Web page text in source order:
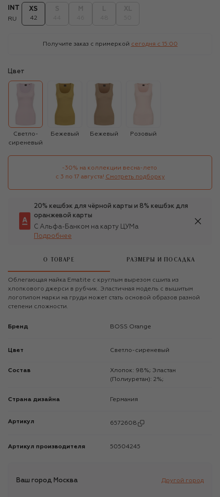
INT
RU
XS
42
Получите заказ с примеркой сегодня c 15:00
Цвет
Светло-
сиреневый
Бежевый Бежевый Розовый
-30% на коллекции весна-лето
с 3 по 17 августа! Смотреть подборку
20% кешбэк для чёрной карты и 8% кешбэк для
оранжевой карты
С Альфа-Банком на карту ЦУМа
Подробнее
О ТОВАРЕ РАЗМЕРЫ И ПОСАДКА
Облегающая майка Ematite с круглым вырезом сшита из
хлопкового джерси в рубчик. Эластичная модель с вышитым
логотипом марки на груди может стать основой образов разной
степени сложности.
Бренд BOSS Orange
Цвет Светло-сиреневый
Состав
Хлопок: 98%; Эластан
(Полиуретан): 2%;
Страна дизайна Германия
Артикул 6572608
Артикул производителя 50504245
Ваш город Москва Другой город